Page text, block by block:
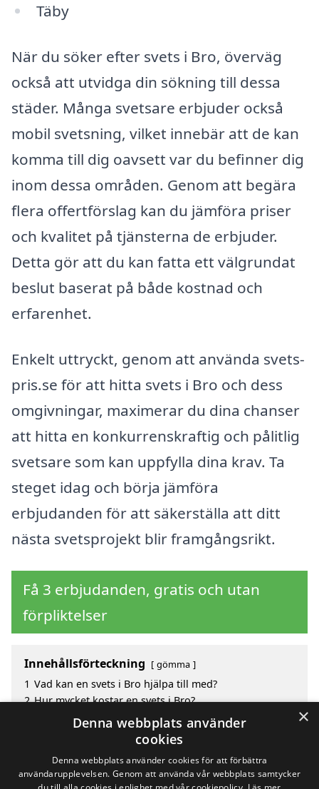
Täby
När du söker efter svets i Bro, överväg
också att utvidga din sökning till dessa
städer. Många svetsare erbjuder också
mobil svetsning, vilket innebär att de kan
komma till dig oavsett var du befinner dig
inom dessa områden. Genom att begära
flera offertförslag kan du jämföra priser
och kvalitet på tjänsterna de erbjuder.
Detta gör att du kan fatta ett välgrundat
beslut baserat på både kostnad och
erfarenhet.
Enkelt uttryckt, genom att använda svets-
pris.se för att hitta svets i Bro och dess
omgivningar, maximerar du dina chanser
att hitta en konkurrenskraftig och pålitlig
svetsare som kan uppfylla dina krav. Ta
steget idag och börja jämföra
erbjudanden för att säkerställa att ditt
nästa svetsprojekt blir framgångsrikt.
Få 3 erbjudanden, gratis och utan
förpliktelser
Innehållsförteckning gömma
1 Vad kan en svets i Bro hjälpa till med?
2 Hur mycket kostar en svets i Bro?
Fördelar med att välja svets i Bro
Sök efter en skicklig svets i de omgivande städerna
×
Denna webbplats använder
cookies
Denna webbplats använder cookies för att förbättra
användarupplevelsen. Genom att använda vår webbplats samtycker